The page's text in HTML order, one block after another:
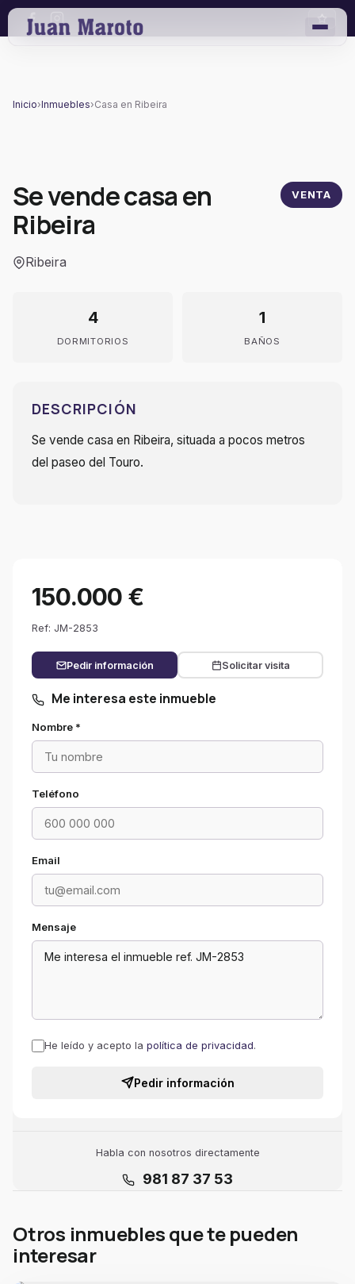
Inicio›Inmuebles›Casa en Ribeira
Se vende casa en
Ribeira
VENTA
Ribeira
4
DORMITORIOS
1
BAÑOS
DESCRIPCIÓN
Se vende casa en Ribeira, situada a pocos metros
del paseo del Touro.
150.000 €
Ref: JM-2853
Pedir información Solicitar visita
Me interesa este inmueble
Nombre *
Teléfono
Email
Mensaje
He leído y acepto la política de privacidad.
Pedir información
Habla con nosotros directamente
981 87 37 53
Otros inmuebles que te pueden
interesar